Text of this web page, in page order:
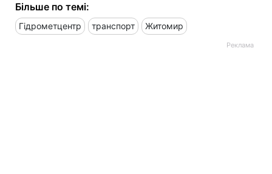
Більше по темі:
Гідрометцентр транспорт Житомир